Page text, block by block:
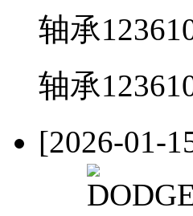
轴承
轴承
[2026-01-